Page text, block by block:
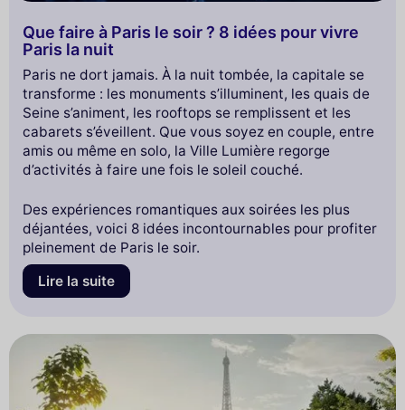
Que faire à Paris le soir ? 8 idées pour vivre
Paris la nuit
Paris ne dort jamais. À la nuit tombée, la capitale se
transforme : les monuments s’illuminent, les quais de
Seine s’animent, les rooftops se remplissent et les
cabarets s’éveillent. Que vous soyez en couple, entre
amis ou même en solo, la Ville Lumière regorge
d’activités à faire une fois le soleil couché.
Des expériences romantiques aux soirées les plus
déjantées, voici 8 idées incontournables pour profiter
pleinement de Paris le soir.
Lire la suite